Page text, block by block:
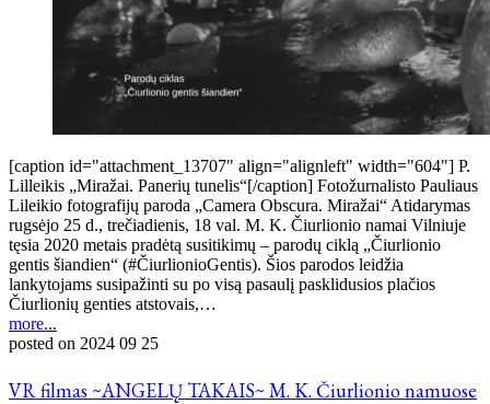
[caption id="attachment_13707" align="alignleft" width="604"] P.
Lilleikis „Miražai. Panerių tunelis“[/caption] Fotožurnalisto Pauliaus
Lileikio fotografijų paroda „Camera Obscura. Miražai“ Atidarymas
rugsėjo 25 d., trečiadienis, 18 val. M. K. Čiurlionio namai Vilniuje
tęsia 2020 metais pradėtą susitikimų – parodų ciklą „Čiurlionio
gentis šiandien“ (#ČiurlionioGentis). Šios parodos leidžia
lankytojams susipažinti su po visą pasaulį pasklidusios plačios
Čiurlionių genties atstovais,…
more...
posted on 2024 09 25
VR filmas ~ANGELŲ TAKAIS~ M. K. Čiurlionio namuose